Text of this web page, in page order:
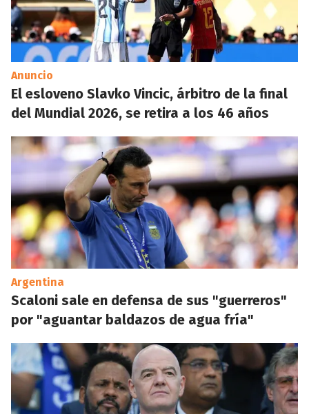
Anuncio
El esloveno Slavko Vincic, árbitro de la final
del Mundial 2026, se retira a los 46 años
Argentina
Scaloni sale en defensa de sus "guerreros"
por "aguantar baldazos de agua fría"